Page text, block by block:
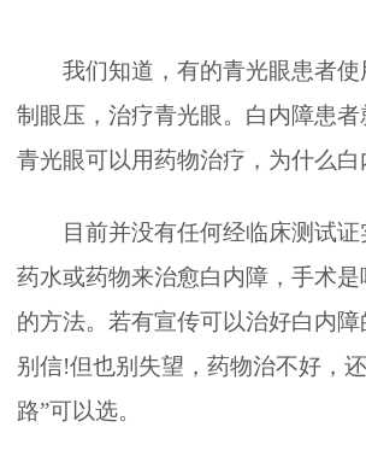
我们知道，有的青光眼患者使
制眼压，治疗青光眼。白内障患者
青光眼可以用药物治疗，为什么白
目前并没有任何经临床测试证
药水或药物来治愈白内障，手术是
的方法。若有宣传可以治好白内障
别信!但也别失望，药物治不好，
路”可以选。